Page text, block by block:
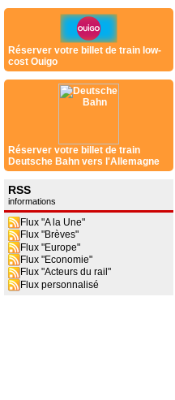
Réserver votre billet de train low-
cost Ouigo
Réserver votre billet de train
Deutsche Bahn vers l'Allemagne
RSS
informations
Flux "A la Une"
Flux "Brèves"
Flux "Europe"
Flux "Economie"
Flux "Acteurs du rail"
Flux personnalisé